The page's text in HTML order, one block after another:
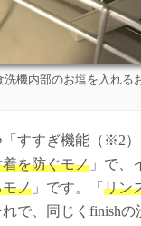
洗機内部のお塩を入れる
すすぎ機能（※2）
を防ぐモノ 」で、
ノ 」です。「 リン
で、同じくfinishの